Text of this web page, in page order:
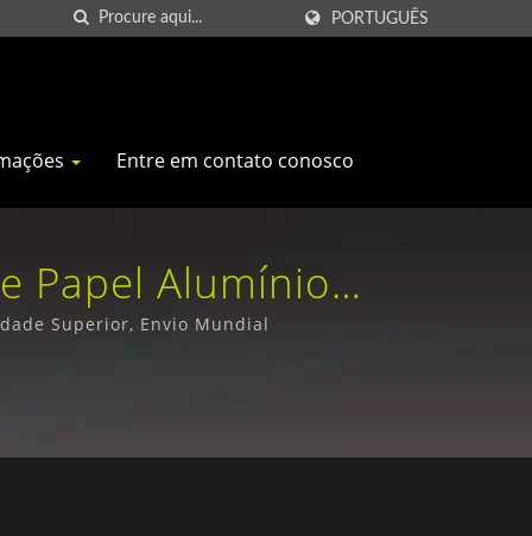
PORTUGUÊS
Entre em contato conosco
Papel Alumínio
Co., Ltd.
Superior, Envio Mundial